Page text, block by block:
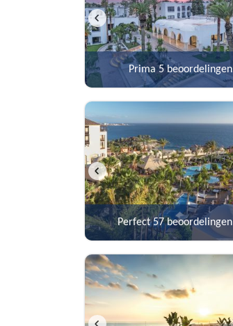
Prima 5 beoordelingen
Perfect 57 beoordelingen